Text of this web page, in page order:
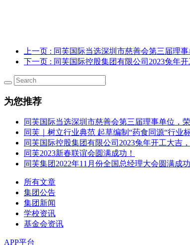
上一页 : 同芙国际当选深圳市慈善会第三届理
下一页 : 同芙国际控股集团有限公司2023兔年
为您推荐
同芙国际当选深圳市慈善会第三届理事单位，
同芙｜树立行业典范 起草编制“药食同源“行业
同芙国际控股集团有限公司2023兔年开工大吉
同芙2023新春联谊会圆满成功！
同芙集团2022年11月份全国总经理大会圆满成功
所有文章
集团公告
集团新闻
学校资讯
基金会资讯
APP平台